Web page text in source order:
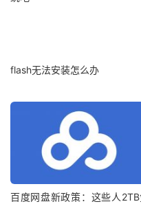
flash无法安装怎么办
百度网盘新政策：这些人2TB